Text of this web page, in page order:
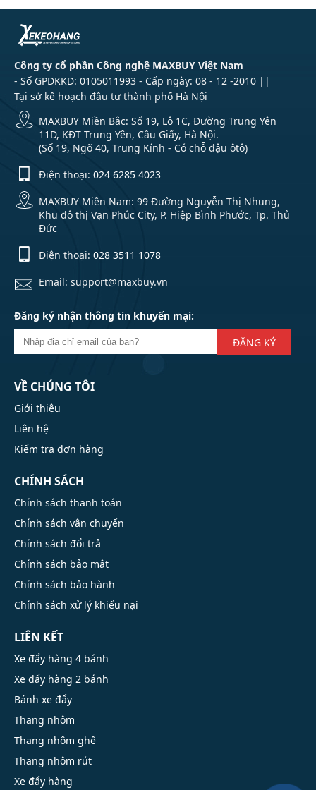
ưng ý.
Công ty cổ phần Công nghệ MAXBUY Việt Nam
- Số GPDKKD: 0105011993 - Cấp ngày: 08 - 12 -2010 ||
Tại sở kế hoạch đầu tư thành phố Hà Nội
MAXBUY Miền Bắc: Số 19, Lô 1C, Đường Trung Yên
11D, KĐT Trung Yên, Cầu Giấy, Hà Nội.
(Số 19, Ngõ 40, Trung Kính - Có chỗ đậu ôtô)
Điện thoại: 024 6285 4023
MAXBUY Miền Nam: 99 Đường Nguyễn Thị Nhung,
Khu đô thị Vạn Phúc City, P. Hiệp Bình Phước, Tp. Thủ
Đức
Điện thoại: 028 3511 1078
Email: support@maxbuy.vn
Đăng ký nhận thông tin khuyến mại:
ĐĂNG KÝ
VỀ CHÚNG TÔI
Giới thiệu
Liên hệ
Kiểm tra đơn hàng
CHÍNH SÁCH
Chính sách thanh toán
Chính sách vận chuyển
Chính sách đổi trả
Chính sách bảo mật
Chính sách bảo hành
Chính sách xử lý khiếu nại
LIÊN KẾT
Xe đẩy hàng 4 bánh
Xe đẩy hàng 2 bánh
Bánh xe đẩy
Thang nhôm
Thang nhôm ghế
Thang nhôm rút
Xe đẩy hàng